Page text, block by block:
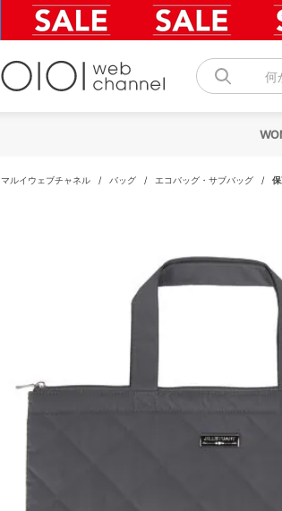
何
マルイウェブチャネル / バッグ / エコバッグ・サブバッグ /